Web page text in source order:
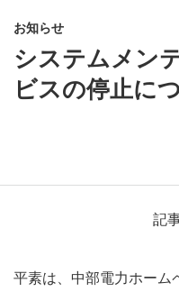
お知らせ
システムメン
ビスの停止に
記
平素は、中部電力ホーム